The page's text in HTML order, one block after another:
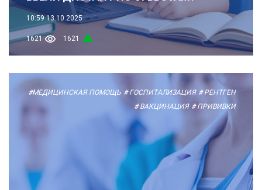
10:59 13.10.2025
1621 1621
#МЕДИЦИНСКАЯ ПОМОЩЬ # ГОСПИТАЛИЗАЦИЯ # РЕНТГЕН
# ВАКЦИНАЦИЯ # ПРИВИВКИ